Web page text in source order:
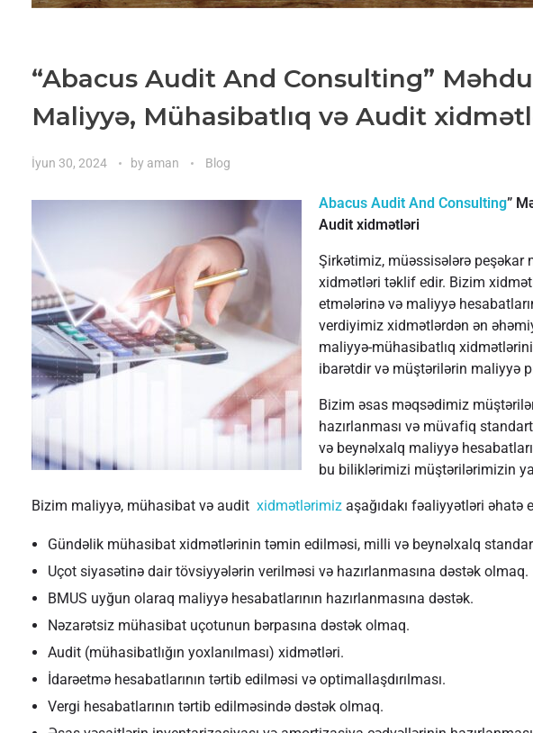
“Abacus Audit And Consulting”
Maliyyə, Mühasibatlıq və Audit
İyun 30, 2024 by aman Blog
Abacus Audit And Consulting”
Audit xidmətləri
Şirkətimiz, müəssisələrə peşəkar
xidmətləri təklif edir. Bizim
etmələrinə və maliyyə
verdiyimiz xidmətlərdən ən
maliyyə-mühasibatlıq
ibarətdir və müştərilərin maliyyə
Bizim əsas məqsədimiz
hazırlanması və müvafiq
və beynəlxalq maliyyə
bu biliklərimizi müştərilərimizin
Bizim maliyyə, mühasibat və audit xidmətlərimiz aşağıdakı fəaliyyətləri əhatə
Gündəlik mühasibat xidmətlərinin təmin edilməsi, milli və beynəlxalq
Uçot siyasətinə dair tövsiyyələrin verilməsi və hazırlanmasına dəstək olmaq.
BMUS uyğun olaraq maliyyə hesabatlarının hazırlanmasına dəstək.
Nəzarətsiz mühasibat uçotunun bərpasına dəstək olmaq.
Audit (mühasibatlığın yoxlanılması) xidmətləri.
İdarəetmə hesabatlarının tərtib edilməsi və optimallaşdırılması.
Vergi hesabatlarının tərtib edilməsində dəstək olmaq.